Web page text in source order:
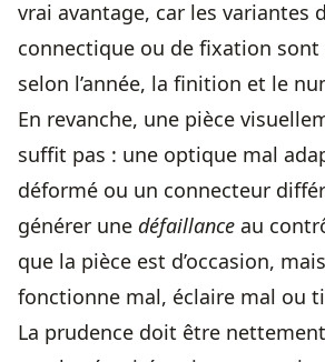
vrai avantage, car les variantes
connectique ou de fixation sont
selon l’année, la finition et le
En revanche, une pièce
suffit pas : une optique mal
déformé ou un connecteur
générer une défaillance au
que la pièce est d’occasion,
fonctionne mal, éclaire mal ou
La prudence doit être